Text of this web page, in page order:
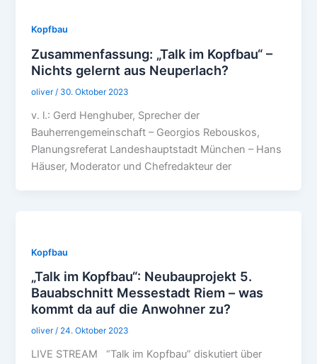
Kopfbau
Zusammenfassung: „Talk im Kopfbau“ –
Nichts gelernt aus Neuperlach?
oliver/ 30. Oktober 2023
v. l.: Gerd Henghuber, Sprecher der
Bauherrengemeinschaft – Georgios Rebouskos,
Planungsreferat Landeshauptstadt München – Hans
Häuser, Moderator und Chefredakteur der
Kopfbau
„Talk im Kopfbau“: Neubauprojekt 5.
Bauabschnitt Messestadt Riem – was
kommt da auf die Anwohner zu?
oliver/ 24. Oktober 2023
LIVE STREAM “Talk im Kopfbau” diskutiert über